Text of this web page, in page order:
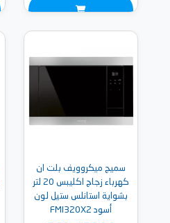
سميج ميكروويف بلت ان
كهرباء زجاج اكليبس 20 لتر
بشواية استانلس ستيل لون
أسود FMI320X2